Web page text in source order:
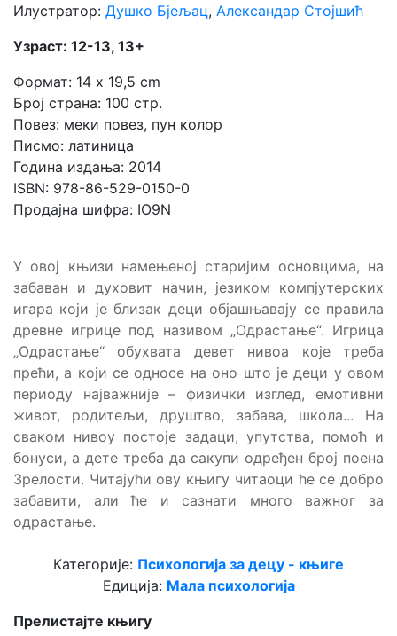
Илустратор: Душко Бјељац, Александар Стојшић
Узраст: 12-13, 13+
Формат: 14 x 19,5 cm
Број страна: 100 стр.
Повез: меки повез, пун колор
Писмо: латиница
Година издања: 2014
ISBN: 978-86-529-0150-0
Продајна шифра: IO9N
У овој књизи намењеној старијим основцима, на
забаван и духовит начин, језиком компјутерских
игара који је близак деци објашњавају се правила
древне игрице под називом „Одрастање“. Игрица
„Одрастање“ обухвата девет нивоа које треба
прећи, а који се односе на оно што је деци у овом
периоду најважније – физички изглед, емотивни
живот, родитељи, друштво, забава, школа... На
сваком нивоу постоје задаци, упутства, помоћ и
бонуси, а дете треба да сакупи одређен број поена
Зрелости. Читајући ову књигу читаоци ће се добро
забавити, али ће и сазнати много важног за
одрастање.
Категорије: Психологија за децу - књиге
Едиција: Мала психологија
Прелистајте књигу